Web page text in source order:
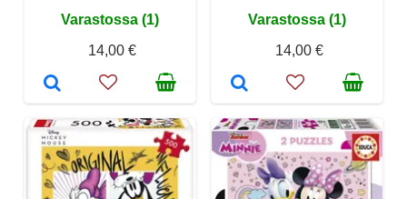
Varastossa (1)
14,00 €
Varastossa (1)
14,00 €